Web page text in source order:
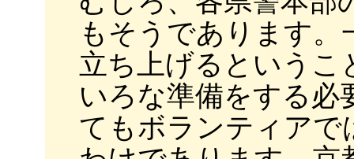
もそうであります。
立ち上げるというこ
いろな準備をする必
てもボランティア